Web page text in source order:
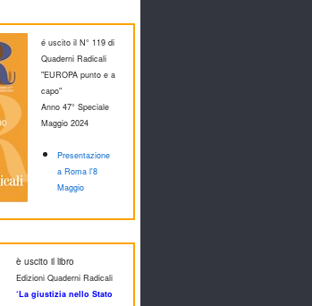
é uscito il N° 119 di
Quaderni Radicali
"EUROPA punto e a
capo"
Anno 47° Speciale
Maggio 2024
Presentazione
a Roma l'8
Maggio
è uscito il libro
Edizioni Quaderni Radicali
‘La giustizia nello Stato